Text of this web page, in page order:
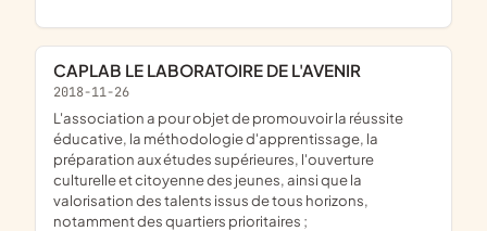
CAPLAB LE LABORATOIRE DE L'AVENIR
2018-11-26
l'association a pour objet de promouvoir la réussite
éducative, la méthodologie d'apprentissage, la
préparation aux études supérieures, l'ouverture
culturelle et citoyenne des jeunes, ainsi que la
valorisation des talents issus de tous horizons,
notamment des quartiers prioritaires ;